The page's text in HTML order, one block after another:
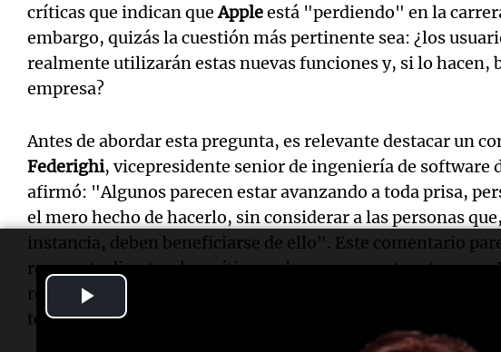
críticas que indican queAppleestá "perdiendo" en la
embargo, quizás la cuestión más pertinente sea: ¿los
realmente utilizarán estas nuevas funciones y, si lo hacen,
empresa?
Antes de abordar esta pregunta, es relevante destacar un
Federighi, vicepresidente senior de ingeniería de software
afirmó: "Algunos parecen estar avanzando a toda prisa,
el mero hecho de hacerlo, sin considerar a las personas
instancia, deben beneficiarse de ello". Este comentario
respuesta directa a las críticas sobre su aparente retraso
reconocer las preocupaciones de los consumidores sobre el
tecnología.